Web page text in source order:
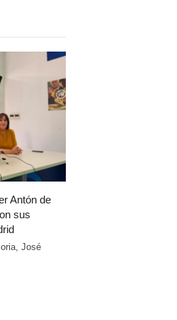
Antón de
sus
José